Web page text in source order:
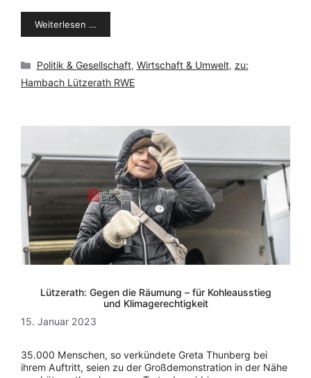
Weiterlesen …
Kategorien
Politik & Gesellschaft, Wirtschaft & Umwelt, zu:
Hambach Lützerath RWE
Lützerath: Gegen die Räumung – für Kohleausstieg
und Klimagerechtigkeit
15. Januar 2023
35.000 Menschen, so verkündete Greta Thunberg bei
ihrem Auftritt, seien zu der Großdemonstration in der Nähe